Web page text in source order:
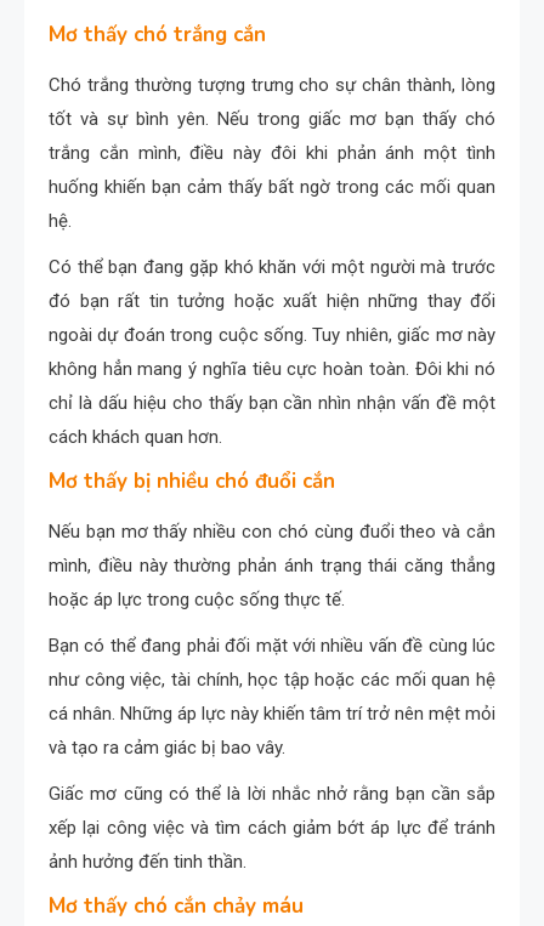
Mơ thấy chó trắng cắn
Chó trắng thường tượng trưng cho sự chân thành, lòng
tốt và sự bình yên. Nếu trong giấc mơ bạn thấy chó
trắng cắn mình, điều này đôi khi phản ánh một tình
huống khiến bạn cảm thấy bất ngờ trong các mối quan
hệ.
Có thể bạn đang gặp khó khăn với một người mà trước
đó bạn rất tin tưởng hoặc xuất hiện những thay đổi
ngoài dự đoán trong cuộc sống. Tuy nhiên, giấc mơ này
không hẳn mang ý nghĩa tiêu cực hoàn toàn. Đôi khi nó
chỉ là dấu hiệu cho thấy bạn cần nhìn nhận vấn đề một
cách khách quan hơn.
Mơ thấy bị nhiều chó đuổi cắn
Nếu bạn mơ thấy nhiều con chó cùng đuổi theo và cắn
mình, điều này thường phản ánh trạng thái căng thẳng
hoặc áp lực trong cuộc sống thực tế.
Bạn có thể đang phải đối mặt với nhiều vấn đề cùng lúc
như công việc, tài chính, học tập hoặc các mối quan hệ
cá nhân. Những áp lực này khiến tâm trí trở nên mệt mỏi
và tạo ra cảm giác bị bao vây.
Giấc mơ cũng có thể là lời nhắc nhở rằng bạn cần sắp
xếp lại công việc và tìm cách giảm bớt áp lực để tránh
ảnh hưởng đến tinh thần.
Mơ thấy chó cắn chảy máu